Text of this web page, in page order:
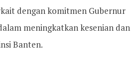
dengan komitmen Gubernur
meningkatkan kesenian dan
Banten.